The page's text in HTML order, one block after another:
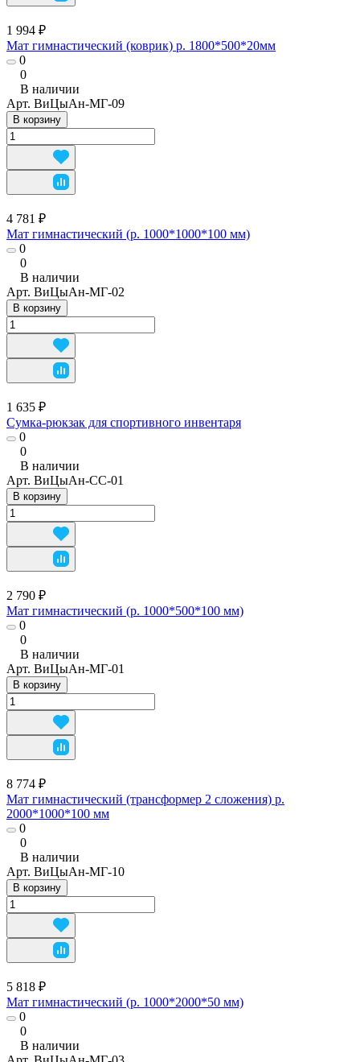
1 994 ₽
Мат гимнастический (коврик) р. 1800*500*20мм
0
0
В наличии
Арт. ВиЦыАн-МГ-09
В корзину
4 781 ₽
Мат гимнастический (р. 1000*1000*100 мм)
0
0
В наличии
Арт. ВиЦыАн-МГ-02
В корзину
1 635 ₽
Сумка-рюкзак для спортивного инвентаря
0
0
В наличии
Арт. ВиЦыАн-СС-01
В корзину
2 790 ₽
Мат гимнастический (р. 1000*500*100 мм)
0
0
В наличии
Арт. ВиЦыАн-МГ-01
В корзину
8 774 ₽
Мат гимнастический (трансформер 2 сложения) р.
2000*1000*100 мм
0
0
В наличии
Арт. ВиЦыАн-МГ-10
В корзину
5 818 ₽
Мат гимнастический (р. 1000*2000*50 мм)
0
0
В наличии